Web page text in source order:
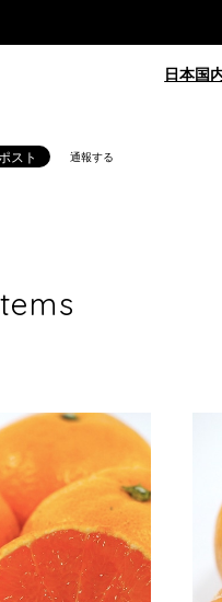
日本国
通報する